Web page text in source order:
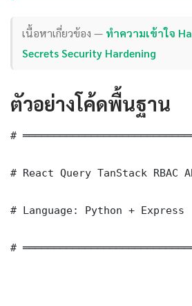
เนื้อหาเกี่ยวข้อง — ทำความเข้าใจ
Secrets Security Hardening
ตัวอย่างโค้ดพื้นฐาน
#
# React Query TanStack
# Language: Python + Express
#